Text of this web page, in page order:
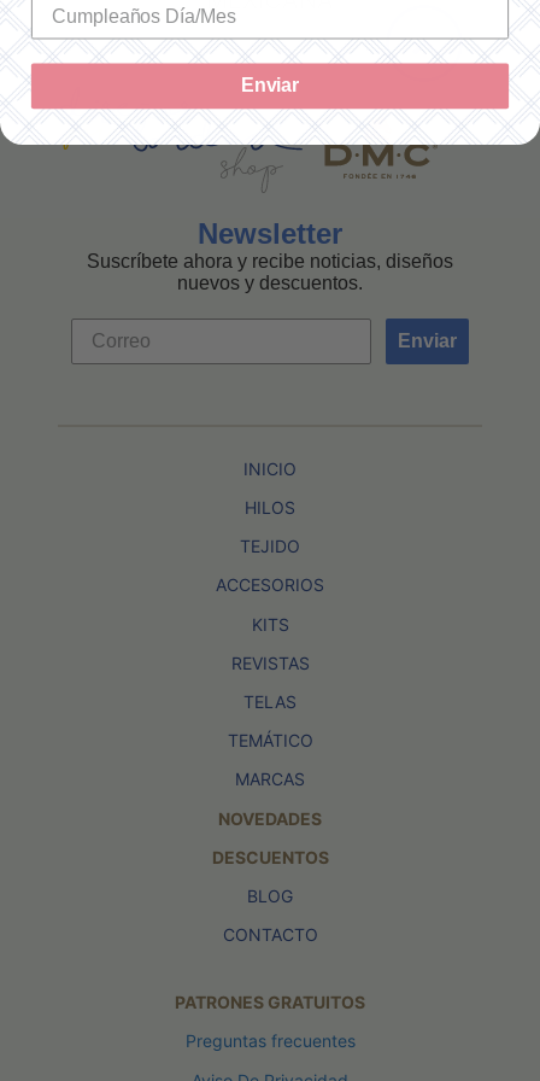
Newsletter
Suscríbete ahora y recibe noticias, diseños
nuevos y descuentos.
Enviar
INICIO
HILOS
TEJIDO
ACCESORIOS
KITS
REVISTAS
TELAS
TEMÁTICO
MARCAS
NOVEDADES
DESCUENTOS
BLOG
CONTACTO
PATRONES GRATUITOS
Preguntas frecuentes
Enviar